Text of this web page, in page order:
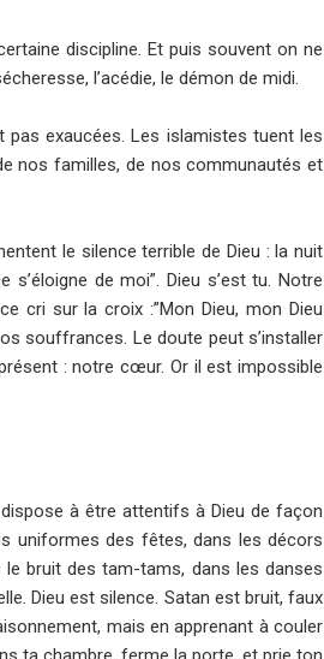
discipline. Et puis souvent on ne
l’acédie, le démon de midi.
exaucées. Les islamistes tuent les
nos familles, de nos communautés et
le silence terrible de Dieu : la nuit
de moi”. Dieu s’est tu. Notre
cri sur la croix :”Mon Dieu, mon Dieu
souffrances. Le doute peut s’installer
: notre cœur. Or il est impossible
à être attentifs à Dieu de façon
uniformes des fêtes, dans les décors
bruit des tam-tams, dans les danses
Dieu est silence. Satan est bruit, faux
mais en apprenant à couler